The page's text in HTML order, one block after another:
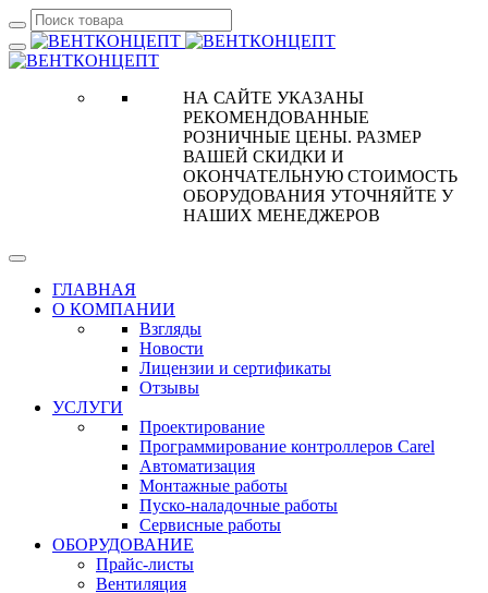
НА САЙТЕ УКАЗАНЫ
РЕКОМЕНДОВАННЫЕ
РОЗНИЧНЫЕ ЦЕНЫ. РАЗМЕР
ВАШЕЙ СКИДКИ И
ОКОНЧАТЕЛЬНУЮ СТОИМОСТЬ
ОБОРУДОВАНИЯ УТОЧНЯЙТЕ У
НАШИХ МЕНЕДЖЕРОВ
ГЛАВНАЯ
О КОМПАНИИ
Взгляды
Новости
Лицензии и сертификаты
Отзывы
УСЛУГИ
Проектирование
Программирование контроллеров Carel
Автоматизация
Монтажные работы
Пуско-наладочные работы
Сервисные работы
ОБОРУДОВАНИЕ
Прайс-листы
Вентиляция